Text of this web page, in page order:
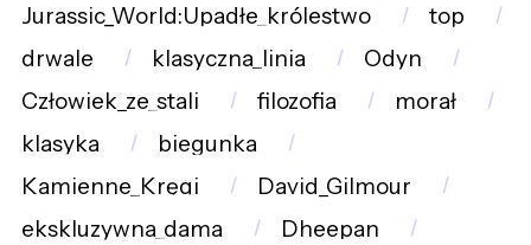
Jurassic_World:Upadłe_królestwo
top
drwale
klasyczna_linia
Odyn
Człowiek_ze_stali
filozofia
morał
klasyka
biegunka
Kamienne_Kręgi
David_Gilmour
ekskluzywna_dama
Dheepan